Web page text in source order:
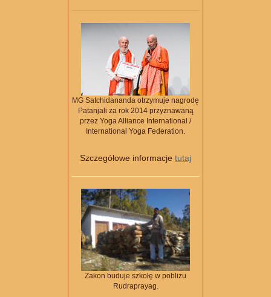
MG Satchidananda otrzymuje nagrodę
Patanjali za rok 2014 przyznawaną
przez Yoga Alliance International /
International Yoga Federation.
Szczegółowe informacje tutaj
Zakon buduje szkołę w pobliżu
Rudraprayag.